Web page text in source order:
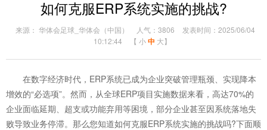
如何克服ERP系统实施的挑战?
来源： 华体会足球_华体会（中国） 人气：3806
发表时间：2025/06/04
10:12:44
【 小 中 大】
在数字经济时代，ERP系统已成为企业突破管理瓶颈、实现降本
增效的“必选项”。然而，从全球ERP项目实施数据来看，高达70%的
企业面临延期、超支或功能弃用等困境，部分企业甚至因系统落地失
败导致业务停滞。那么您知道如何克服ERP系统实施的挑战吗?下面顺